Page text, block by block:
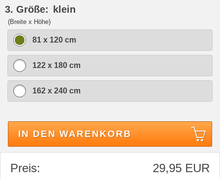
3. Größe: klein
(Breite x Höhe)
81 x 120 cm
122 x 180 cm
162 x 240 cm
IN DEN WARENKORB
Preis: 29,95 EUR